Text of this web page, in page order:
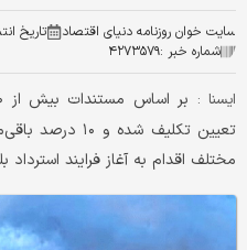
سایت خوان روزنامه دنیای اقتصاد تاریخ
شماره خبر :۴۲۷۳۵۷۹
ايسنا :
تعیین تکلیف شده
مختلف اقدام به آغاز فرایند